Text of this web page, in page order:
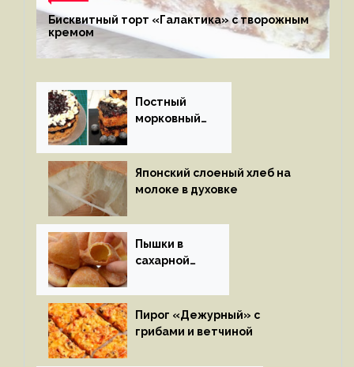
Бисквитный торт «Галактика» с творожным
кремом
Постный
морковный
Японский слоеный хлеб на
молоке в духовке
Пышки в
сахарной
Пирог «Дежурный» с
грибами и ветчиной